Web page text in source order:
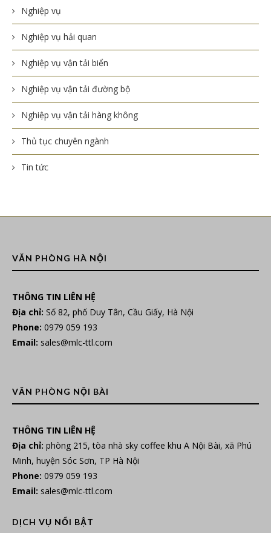
Nghiệp vụ
Nghiệp vụ hải quan
Nghiệp vụ vận tải biển
Nghiệp vụ vận tải đường bộ
Nghiệp vụ vận tải hàng không
Thủ tục chuyên ngành
Tin tức
VĂN PHÒNG HÀ NỘI
THÔNG TIN LIÊN HỆ
Địa chỉ: Số 82, phố Duy Tân, Cầu Giấy, Hà Nội
Phone: 0979 059 193
Email: sales@mlc-ttl.com
VĂN PHÒNG NỘI BÀI
THÔNG TIN LIÊN HỆ
Địa chỉ: phòng 215, tòa nhà sky coffee khu A Nội Bài, xã Phú
Minh, huyện Sóc Sơn, TP Hà Nội
Phone: 0979 059 193
Email: sales@mlc-ttl.com
DỊCH VỤ NỔI BẬT